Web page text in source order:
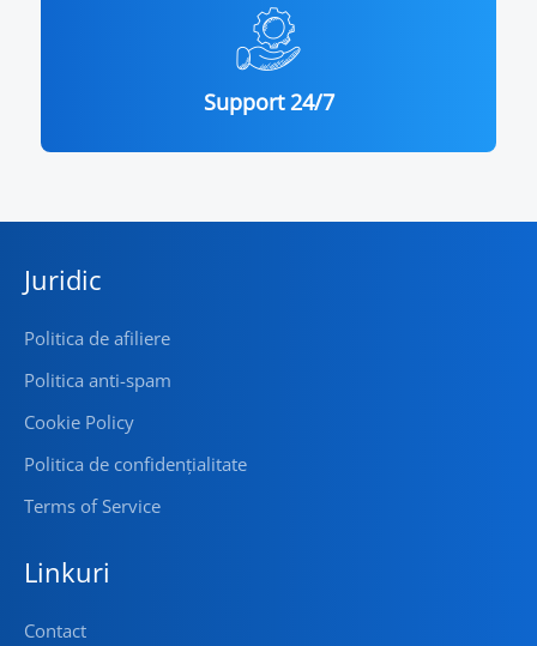
Support 24/7
Juridic
Politica de afiliere
Politica anti-spam
Cookie Policy
Politica de confidențialitate
Terms of Service
Linkuri
Contact